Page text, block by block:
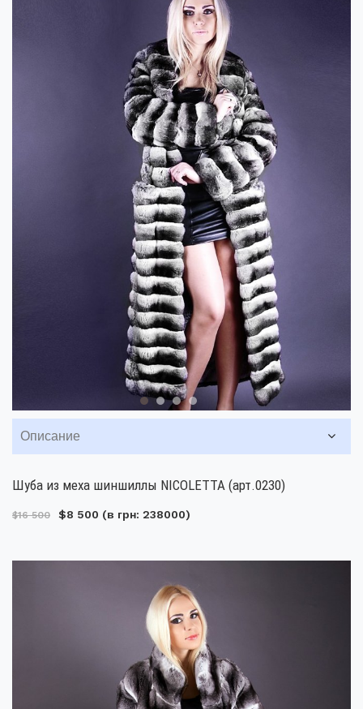
Описание
Шуба из меха шиншиллы NICOLETTA (арт.0230)
$16 500 $8 500 (в грн: 238000)